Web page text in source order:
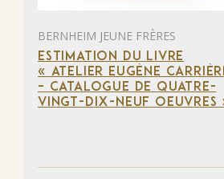
BERNHEIM JEUNE FRÈRES
ESTIMATION DU LIVRE
« ATELIER EUGÈNE
– CATALOGUE DE QUATRE-
VINGT-DIX-NEUF OEUVRES